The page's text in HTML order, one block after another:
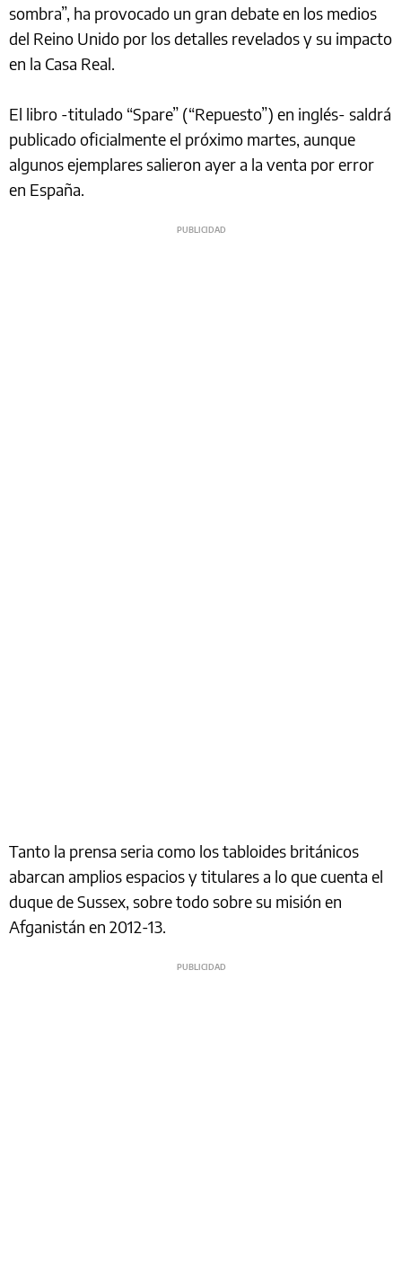
sombra”, ha provocado un gran debate en los medios
del Reino Unido por los detalles revelados y su impacto
en la Casa Real.
El libro -titulado “Spare” (“Repuesto”) en inglés- saldrá
publicado oficialmente el próximo martes, aunque
algunos ejemplares salieron ayer a la venta por error
en España.
Tanto la prensa seria como los tabloides británicos
abarcan amplios espacios y titulares a lo que cuenta el
duque de Sussex, sobre todo sobre su misión en
Afganistán en 2012-13.